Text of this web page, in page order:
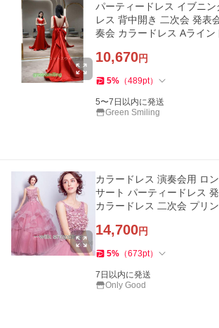
パーティードレス イブニ
レス 背中開き 二次会 発表
奏会 カラードレス Aライン
10,670円
5% （489pt）
5〜7日以内に発送
Green Smiling
カラードレス 演奏会用 ロ
サート パーティードレス
カラードレス 二次会 プリ
14,700円
5% （673pt）
7日以内に発送
Only Good